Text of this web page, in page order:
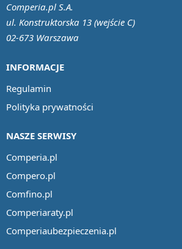
INFORMACJE
Regulamin
Polityka prywatności
NASZE SERWISY
Comperia.pl
Compero.pl
Comfino.pl
Comperiaraty.pl
Comperiaubezpieczenia.pl
Comperia.pl S.A.
ul. Konstruktorska 13 (wejście C)
02-673 Warszawa